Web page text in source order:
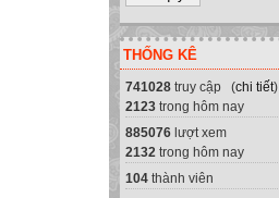
THỐNG KÊ
741028 truy cập (chi tiết)
2123 trong hôm nay
885076 lượt xem
2132 trong hôm nay
104 thành viên